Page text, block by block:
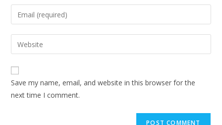
name
to
comment
Enter
your
email
address
comment
Enter
your
website
URL
(optional)
Save my name, email, and website in this browser for the
next time I comment.